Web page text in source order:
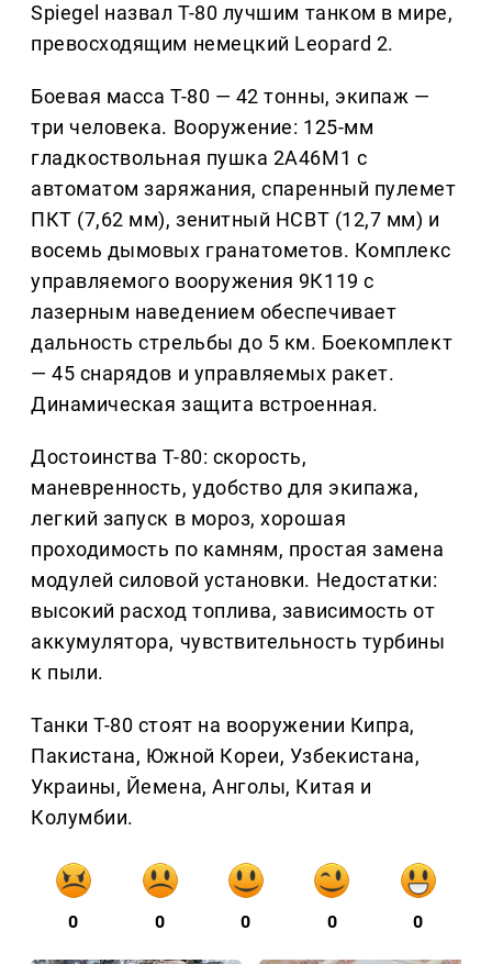
Spiegel назвал Т-80 лучшим танком в мире,
превосходящим немецкий Leopard 2.
Боевая масса Т-80 — 42 тонны, экипаж —
три человека. Вооружение: 125-мм
гладкоствольная пушка 2А46М1 с
автоматом заряжания, спаренный пулемет
ПКТ (7,62 мм), зенитный НСВТ (12,7 мм) и
восемь дымовых гранатометов. Комплекс
управляемого вооружения 9К119 с
лазерным наведением обеспечивает
дальность стрельбы до 5 км. Боекомплект
— 45 снарядов и управляемых ракет.
Динамическая защита встроенная.
Достоинства Т-80: скорость,
маневренность, удобство для экипажа,
легкий запуск в мороз, хорошая
проходимость по камням, простая замена
модулей силовой установки. Недостатки:
высокий расход топлива, зависимость от
аккумулятора, чувствительность турбины
к пыли.
Танки Т-80 стоят на вооружении Кипра,
Пакистана, Южной Кореи, Узбекистана,
Украины, Йемена, Анголы, Китая и
Колумбии.
0 0 0 0 0